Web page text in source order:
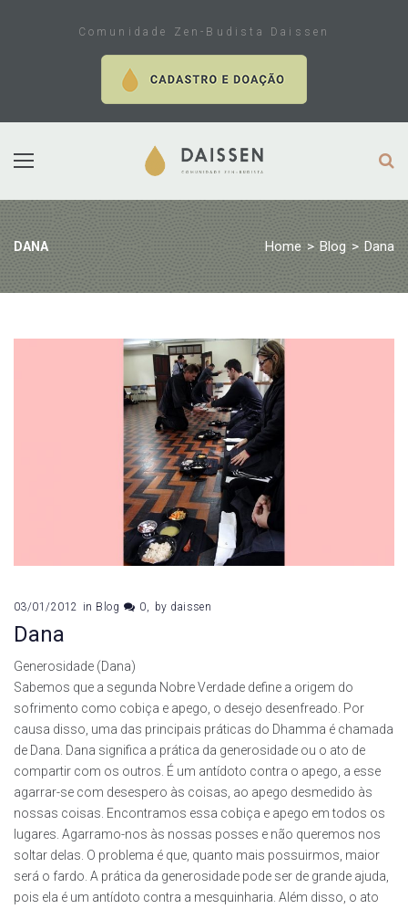
Comunidade Zen-Budista Daissen
DANA Home > Blog > Dana
03/01/2012 in Blog 0 by daissen
Dana
Generosidade (Dana)
Sabemos que a segunda Nobre Verdade define a origem do
sofrimento como cobiça e apego, o desejo desenfreado. Por
causa disso, uma das principais práticas do Dhamma é chamada
de Dana. Dana significa a prática da generosidade ou o ato de
compartir com os outros. É um antídoto contra o apego, a esse
agarrar-se com desespero às coisas, ao apego desmedido às
nossas coisas. Encontramos essa cobiça e apego em todos os
lugares. Agarramo-nos às nossas posses e não queremos nos
soltar delas. O problema é que, quanto mais possuirmos, maior
será o fardo. A prática da generosidade pode ser de grande ajuda,
pois ela é um antídoto contra a mesquinharia. Além disso, o ato